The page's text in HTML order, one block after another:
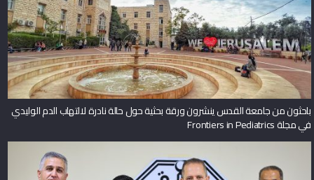
باحثون من جامعة القدس ينشرون ورقة بحثية حول حالة نادرة لالتهاب الدم الوليدي
في مجلة Frontiers in Pediatrics